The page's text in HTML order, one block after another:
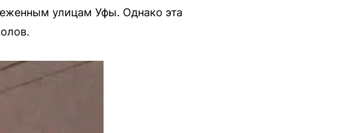
улицам Уфы. Однако эта